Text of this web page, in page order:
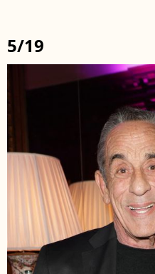
5/19